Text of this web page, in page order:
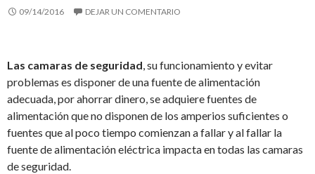
09/14/2016 DEJAR UN COMENTARIO
Las camaras de seguridad, su funcionamiento y evitar
problemas es disponer de una fuente de alimentación
adecuada, por ahorrar dinero, se adquiere fuentes de
alimentación que no disponen de los amperios suficientes o
fuentes que al poco tiempo comienzan a fallar y al fallar la
fuente de alimentación eléctrica impacta en todas las camaras
de seguridad.